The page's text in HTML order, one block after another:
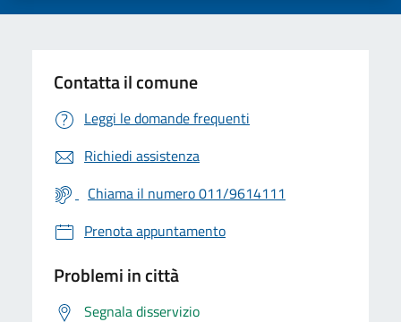
Contatta il comune
Leggi le domande frequenti
Richiedi assistenza
Chiama il numero 011/9614111
Prenota appuntamento
Problemi in città
Segnala disservizio